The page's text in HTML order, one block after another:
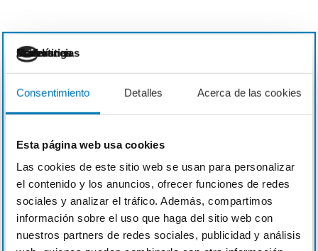
Consentimiento Detalles Acerca de las cookies
Esta página web usa cookies
Las cookies de este sitio web se usan para personalizar
el contenido y los anuncios, ofrecer funciones de redes
sociales y analizar el tráfico. Además, compartimos
información sobre el uso que haga del sitio web con
nuestros partners de redes sociales, publicidad y análisis
Necesarias
Preferencias
Estadística
Marketing
Transformación para
incrementar las ventas
Trabajamos para obtener los mejores